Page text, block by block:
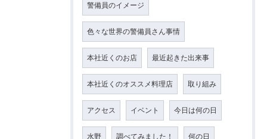
警備員のイメージ
色々な世界の警備員さん事情
本社近くのお店 最近起きた出来事
本社近くのオススメ料理店 取り組み
アクセス イベント 今日は何の日
水野 調べてみました！ 何の日